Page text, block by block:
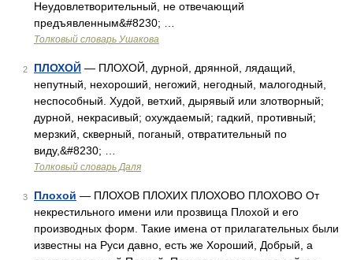
Неудовлетворительный, не отвечающий
предъявленным&#8230; …
Толковый словарь Ушакова
2 ПЛОХОЙ — ПЛОХОЙ, дурной, дрянной, лядащий,
непутный, нехороший, негожий, негодный, малогодный,
неспособный. Худой, ветхий, дырявый или злотворный;
дурной, некрасивый; охуждаемый; гадкий, противный;
мерзкий, скверный, поганый, отвратительный по
виду,&#8230; …
Толковый словарь Даля
3 Плохой — ПЛОХОВ ПЛОХИХ ПЛОХОВО ПЛОХОВО От
некрестильного имени или прозвища Плохой и его
производных форм. Такие имена от прилагательных были
известны на Руси давно, есть же Хороший, Добрый, а